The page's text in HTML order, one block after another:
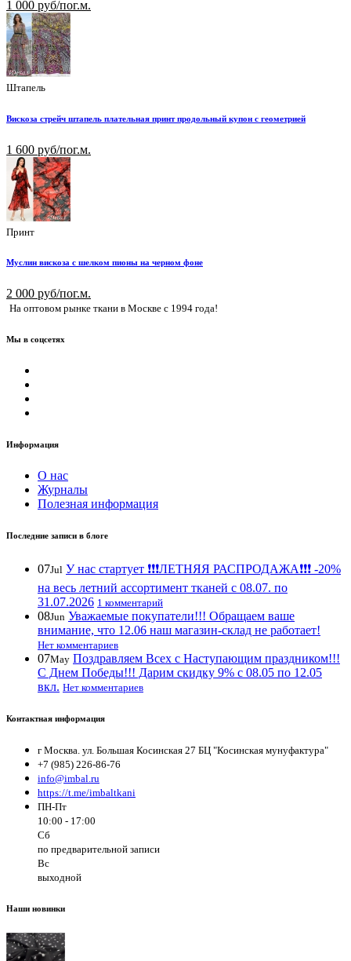
1 000 руб/пог.м.
Штапель
Вискоза стрейч штапель плательная принт продольный купон с геометрией
1 600 руб/пог.м.
Принт
Муслин вискоза с шелком пионы на черном фоне
2 000 руб/пог.м.
На оптовом рынке ткани в Москве с 1994 года!
Мы в соцсетях
Информация
О нас
Журналы
Полезная информация
Последние записи в блоге
07Jul У нас стартует ❗️❗️❗️ЛЕТНЯЯ РАСПРОДАЖА❗️❗️❗️ -20%
на весь летний ассортимент тканей с 08.07. по
31.07.2026 1 комментарий
08Jun Уважаемые покупатели!!! Обращаем ваше
внимание, что 12.06 наш магазин-склад не работает!
Нет комментариев
07May Поздравляем Всех с Наступающим праздником!!!
С Днем Победы!!! Дарим скидку 9% с 08.05 по 12.05
вкл. Нет комментариев
Контактная информация
г Москва. ул. Большая Косинская 27 БЦ "Косинская мунуфактура"
+7 (985) 226-86-76
info@imbal.ru
https://t.me/imbaltkani
ПН-Пт
10:00 - 17:00
Сб
по предварительной записи
Вс
выходной
Наши новинки